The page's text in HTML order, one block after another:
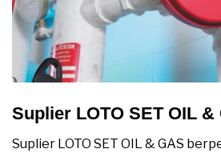
Suplier LOTO SET OIL &
Suplier LOTO SET OIL & GAS